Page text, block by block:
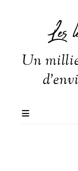
Les
Un